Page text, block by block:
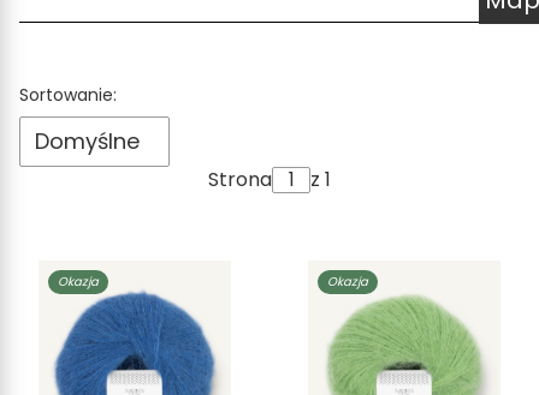
Lista produktów
Sortowanie:
Domyślne
Strona z 1
Okazja Okazja